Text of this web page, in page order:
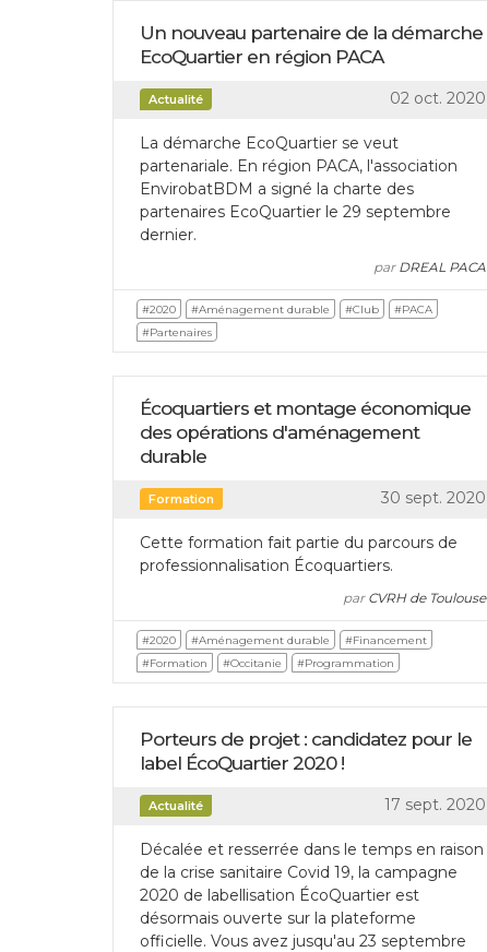
Un nouveau partenaire de la démarche
EcoQuartier en région PACA
Actualité 02 oct. 2020
La démarche EcoQuartier se veut
partenariale. En région PACA, l'association
EnvirobatBDM a signé la charte des
partenaires EcoQuartier le 29 septembre
dernier.
parDREAL PACA
#2020 #Aménagement durable #Club
#PACA
#Partenaires
Écoquartiers et montage économique
des opérations d'aménagement
durable
Formation 30 sept. 2020
Cette formation fait partie du parcours de
professionnalisation Écoquartiers.
parCVRH de Toulouse
#2020 #Aménagement durable
#Financement
#Formation
#Occitanie #Programmation
Porteurs de projet : candidatez pour le
label ÉcoQuartier 2020 !
Actualité 17 sept. 2020
Décalée et resserrée dans le temps en raison
de la crise sanitaire Covid 19, la campagne
2020 de labellisation ÉcoQuartier est
désormais ouverte sur la plateforme
officielle. Vous avez jusqu'au 23 septembre